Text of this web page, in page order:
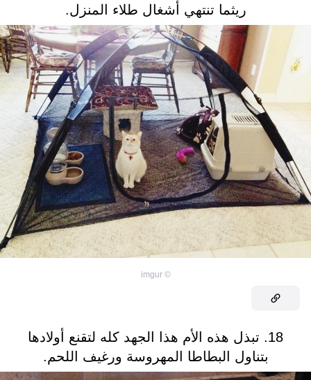
ريثما تنتهي أشغال طلاء المنزل.
©
imgur
18. تبذل هذه الأم هذا الجهد كله لتقنع أولادها
بتناول البطاطا المهروسة ورغيف اللحم.